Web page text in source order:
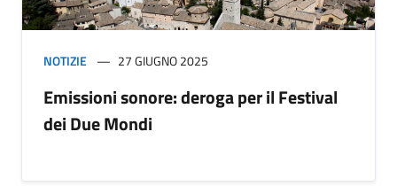
NOTIZIE 27 GIUGNO 2025
Emissioni sonore: deroga per il Festival
dei Due Mondi